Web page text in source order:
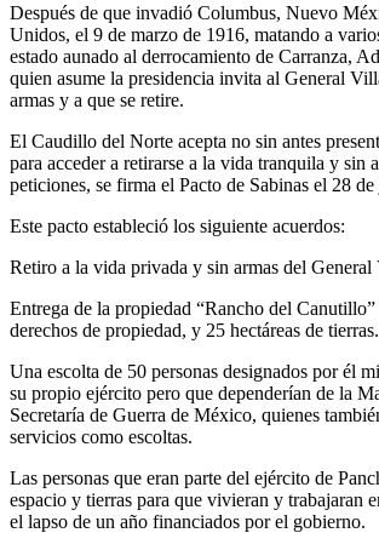
Después de que invadió Columbus, Nuevo
Unidos, el 9 de marzo de 1916, matando a
estado aunado al derrocamiento de Carranza,
quien asume la presidencia invita al General
armas y a que se retire.
El Caudillo del Norte acepta no sin antes
para acceder a retirarse a la vida tranquila y sin
peticiones, se firma el Pacto de Sabinas el 28
Este pacto estableció los siguiente acuerdos:
Retiro a la vida privada y sin armas del General
Entrega de la propiedad “Rancho del
derechos de propiedad, y 25 hectáreas de tierras.
Una escolta de 50 personas designados por él
su propio ejército pero que dependerían de la
Secretaría de Guerra de México, quienes
servicios como escoltas.
Las personas que eran parte del ejército de
espacio y tierras para que vivieran y trabajaran
el lapso de un año financiados por el gobierno.